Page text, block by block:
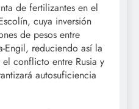
de fertilizantes en el
cuya inversión
de pesos entre
Engil, reduciendo así la
conflicto entre Rusia y
autosuficiencia